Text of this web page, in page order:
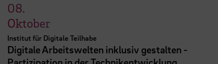
08.
Oktober
Institut für Digitale Teilhabe
Digitale Arbeitswelten inklusiv gestalten -